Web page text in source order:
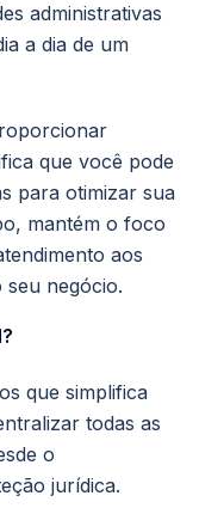
administrativas
a dia de um
que você pode
para otimizar sua
mantém o foco
aos
seu negócio.
que simplifica
todas as
o
jurídica.